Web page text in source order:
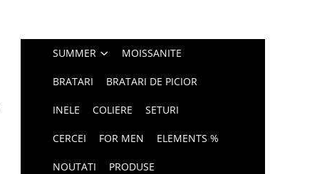
SUMMER MOISSANITE
BRATARI BRATARI DE PICIOR
INELE COLIERE SETURI
CERCEI FOR MEN ELEMENTS %
NOUTATI PRODUSE